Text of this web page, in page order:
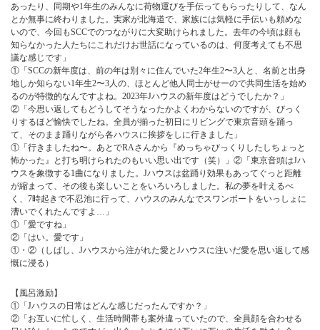
あったり、同期や1年生のみんなに荷物運びを手伝ってもらったりして、なん
とか無事に終わりました。実家が北海道で、家族には気軽に手伝いも頼めな
いので、今回もSCCでのつながりに大変助けられました。去年の今頃は顔も
知らなかった人たちにこれだけお世話になっているのは、何度考えても不思
議な感じです」
①「SCCの新年度は、前の年は別々に住んでいた2年生2〜3人と、名前と出身
地しか知らない1年生2〜3人の、ほとんど他人同士がせーので共同生活を始め
るのが特徴的なんですよね。2023年Jハウスの新年度はどうでしたか？」
②「今思い返してもどうしてそうなったかよくわからないのですが、びっく
りするほど愉快でしたね。全員が揃った初日にリビングで東京音頭を踊っ
て、そのまま踊りながら各ハウスに挨拶をしに行きました」
①「行きましたね〜。あとでRAさんから『めっちゃびっくりしたしちょっと
怖かった』と打ち明けられたのもいい思い出です（笑）」②「東京音頭はJハ
ウスを象徴する1曲になりました。Jハウスは盆踊り効果もあってぐっと距離
が縮まって、その後も楽しいことをいろいろしました。私の夢を叶えるべ
く、7時起きで不忍池に行って、ハウスのみんなでスワンボートをいっしょに
漕いでくれたんですよ…」
①「愛ですね」
②「はい。愛です」
①・②（しばし、Jハウスから注がれた愛とJハウスに注いだ愛を思い返して感
慨に浸る）
【風呂激励】
①「Jハウスの日常はどんな感じだったんですか？」
②「お互いに忙しく、生活時間帯も案外違っていたので、全員顔を合わせる